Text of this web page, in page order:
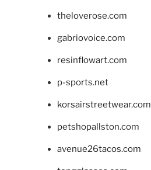
theloverose.com
gabriovoice.com
resinflowart.com
p-sports.net
korsairstreetwear.com
petshopallston.com
avenue26tacos.com